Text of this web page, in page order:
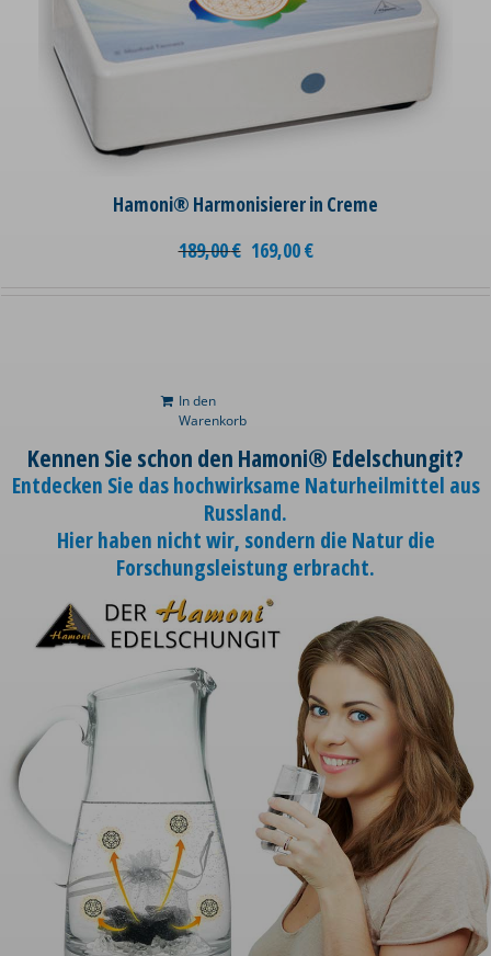
Hamoni® Harmonisierer in Creme
189,00€ 169,00€
In den
Warenkorb
Kennen Sie schon den Hamoni® Edelschungit?
Entdecken Sie das hochwirksame Naturheilmittel aus
Russland.
Hier haben nicht wir, sondern die Natur die
Forschungsleistung erbracht.